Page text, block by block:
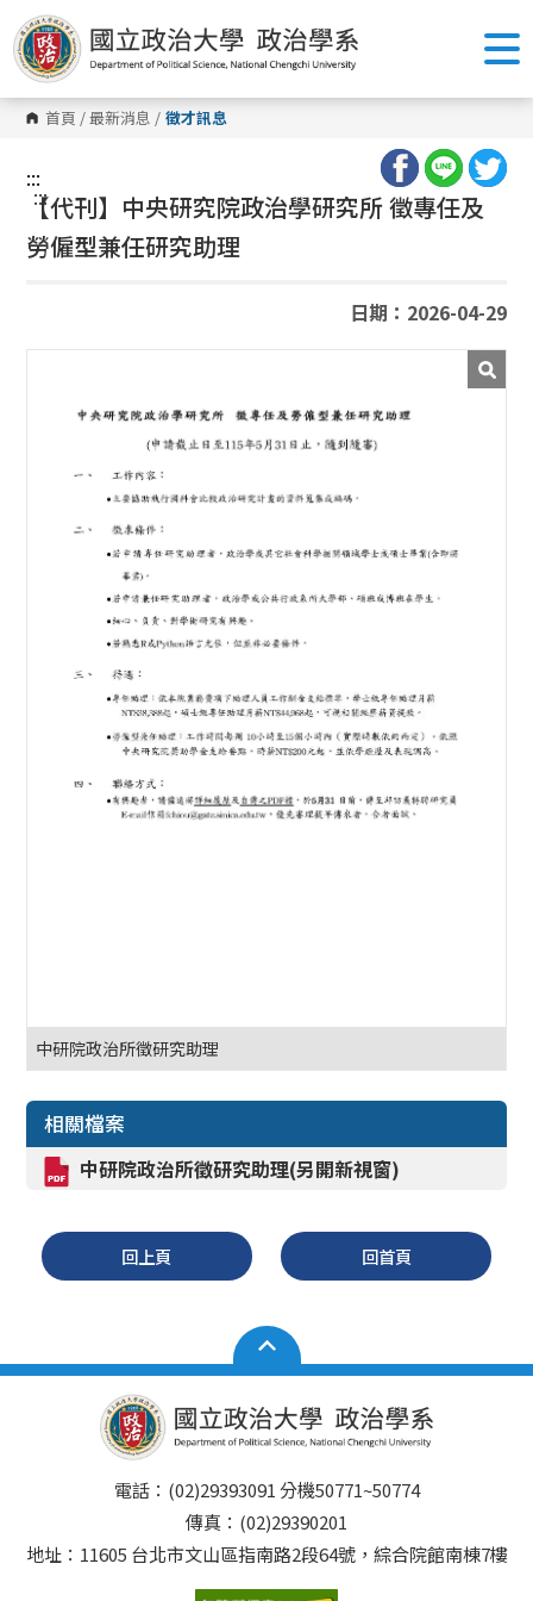
跳
到
主
要
內
容
區 首頁 /最新消息 / 徵才訊息
:::
:::
【代刊】中央研究院政治學研究所 徵專任及
勞僱型兼任研究助理
日期：2026-04-29
中研院政治所徵研究助理
相關檔案
中研院政治所徵研究助理(另開新視窗)
回上頁 回首頁
電話：(02)29393091 分機50771~50774
傳真：(02)29390201
地址：11605 台北市文山區指南路2段64號，綜合院館南棟7樓